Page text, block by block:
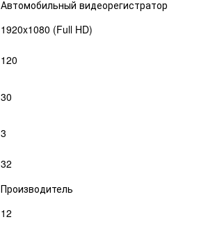
Автомобильный видеорегистратор
1920x1080 (Full HD)
120
30
3
32
Производитель
12